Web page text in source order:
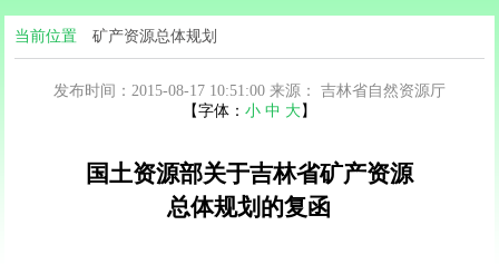
当前位置 矿产资源总体规划
发布时间：2015-08-17 10:51:00 来源： 吉林省自然资源厅
【字体： 小 中 大】
国土资源部关于吉林省矿产资源
总体规划的复函